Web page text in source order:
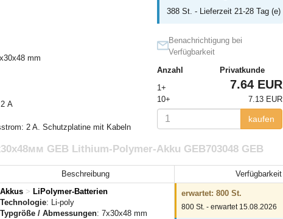
mm
А
2 A. Schutzplatine mit Kabeln
388 St. - Lieferzeit 21-28 Tag (e)
Benachrichtigung bei
Verfügbarkeit
Anzahl
Privatkunde
1+
7.64 EUR
10+ 7.13 EUR
kaufen
GEB Lithium-Polymer-Akku GEB703048 GEB
Beschreibung Verfügbarkeit
Akkus > LiPolymer-Batterien
Technologie: Li-poly
Typgröße / Abmessungen: 7x30x48 mm
erwartet: 800 St.
800 St. - erwartet 15.08.2026